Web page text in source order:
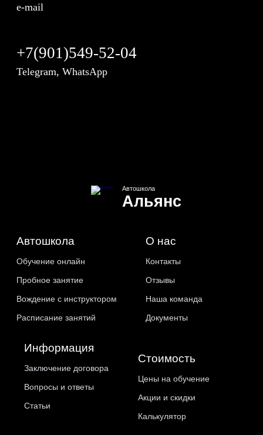
e-mail
+7(901)549-52-04
Telegram, WhatsApp
Автошкола
Альянс
Автошкола
Обучение онлайн
Пробное занятие
Вождение с инструктором
Расписание занятий
Стоимость
Цены на обучение
Акции и скидки
Калькулятор
О нас
Контакты
Отзывы
Наша команда
Документы
Информация
Заключение договора
Вопросы и ответы
Статьи